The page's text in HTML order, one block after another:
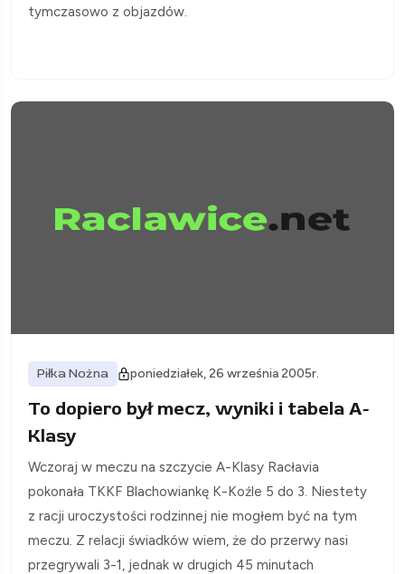
tymczasowo z objazdów.
Piłka Nożna poniedziałek, 26 września 2005r.
To dopiero był mecz, wyniki i tabela A-
Klasy
Wczoraj w meczu na szczycie A-Klasy Racłavia
pokonała TKKF Blachowiankę K-Koźle 5 do 3. Niestety
z racji uroczystości rodzinnej nie mogłem być na tym
meczu. Z relacji świadków wiem, że do przerwy nasi
przegrywali 3-1, jednak w drugich 45 minutach